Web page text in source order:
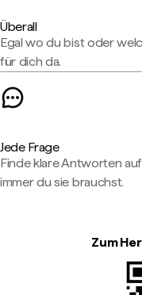
Überall
Egal wo du bist oder
für dich da.
Jede Frage
Finde klare Antworten
immer du sie brauchst.
Zum